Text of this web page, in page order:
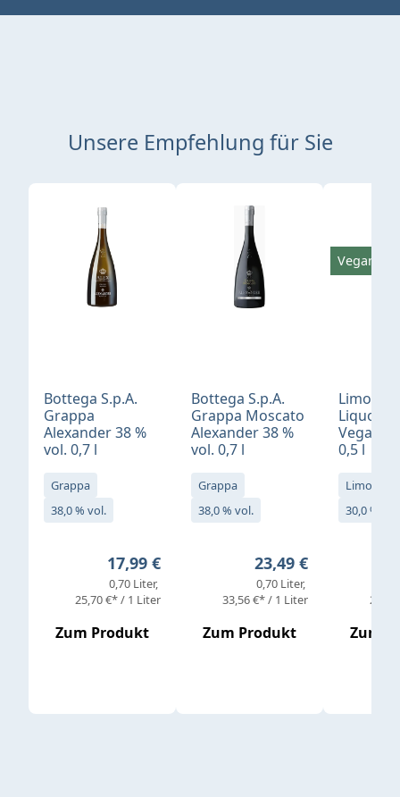
Unsere Empfehlung für Sie
Produktgalerie überspringen
Bottega S.p.A.
Grappa
Alexander 38 %
vol. 0,7 l
Grappa
38,0 % vol.
Regulärer Preis:
17,99 €
0,70 Liter
25,70 €* / 1 Liter
Zum Produkt
Bottega S.p.A.
Grappa Moscato
Alexander 38 %
vol. 0,7 l
Grappa
38,0 % vol.
Regulärer Preis:
23,49 €
0,70 Liter
33,56 €* / 1 Liter
Zum Produkt
Liquore
Vegan
0,5 l
30,0 % vol.
Zum
Vegan